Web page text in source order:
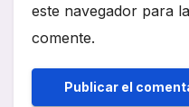
este navegador para
comente.